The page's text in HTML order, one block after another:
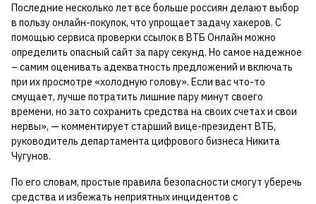
Последние несколько лет все больше россиян делают выбор
в пользу онлайн-покупок, что упрощает задачу хакеров. С
помощью сервиса проверки ссылок в ВТБ Онлайн можно
определить опасный сайт за пару секунд. Но самое надежное
– самим оценивать адекватность предложений и включать
при их просмотре «холодную голову». Если вас что-то
смущает, лучше потратить лишние пару минут своего
времени, но зато сохранить средства на своих счетах и свои
нервы», — комментирует старший вице-президент ВТБ,
руководитель департамента цифрового бизнеса Никита
Чугунов.
По его словам, простые правила безопасности смогут уберечь
средства и избежать неприятных инцидентов с